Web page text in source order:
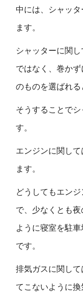
中には、シャッ
ます。
シャッターに関
ではなく、巻か
のものを選ばれる
そうすることで
す。
エンジンに関し
ます。
どうしてもエン
で、少なくとも
ように寝室を駐
です。
排気ガスに関し
てこないように